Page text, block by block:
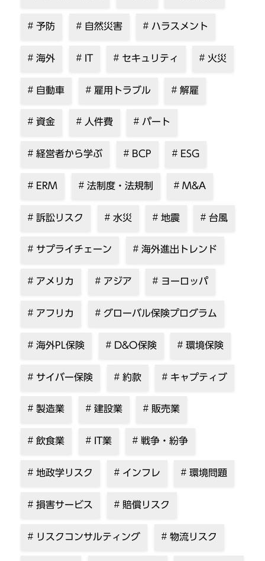
予防 自然災害 ハラスメント
海外 IT セキュリティ 火災
自動車 雇用トラブル 解雇
資金 人件費 パート
経営者から学ぶ BCP ESG
ERM 法制度・法規制 M&A
訴訟リスク 水災 地震 台風
サプライチェーン 海外進出トレンド
アメリカ アジア ヨーロッパ
アフリカ グローバル保険プログラム
海外PL保険 D&O保険 環境保険
サイバー保険 約款 キャプティブ
製造業 建設業 販売業
飲食業 IT業 戦争・紛争
地政学リスク インフレ 環境問題
損害サービス 賠償リスク
リスクコンサルティング 物流リスク